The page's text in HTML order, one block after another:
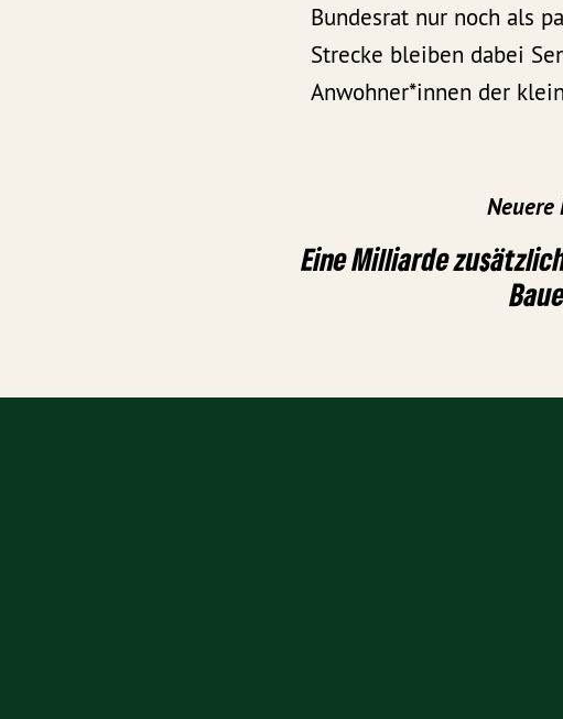
Bundesrat nur noch als
Strecke bleiben dabei
Anwohner*innen der
Neuere
Eine Milliarde